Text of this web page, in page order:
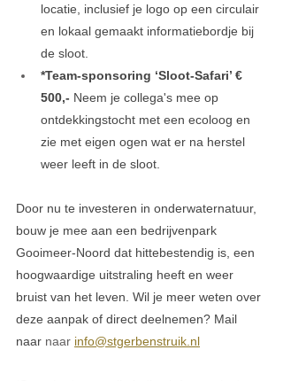
locatie, inclusief je logo op een circulair
en lokaal gemaakt informatiebordje bij
de sloot.
*Team-sponsoring ‘Sloot-Safari’ €
500,- Neem je collega's mee op
ontdekkingstocht met een ecoloog en
zie met eigen ogen wat er na herstel
weer leeft in de sloot.
Door nu te investeren in onderwaternatuur,
bouw je mee aan een bedrijvenpark
Gooimeer-Noord dat hittebestendig is, een
hoogwaardige uitstraling heeft en weer
bruist van het leven. Wil je meer weten over
deze aanpak of direct deelnemen? Mail
naar naar info@stgerbenstruik.nl